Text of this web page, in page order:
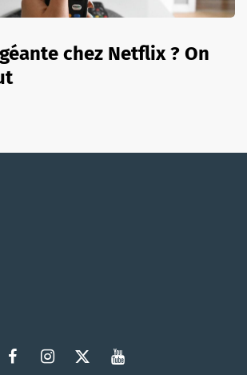
chez Netflix ? On